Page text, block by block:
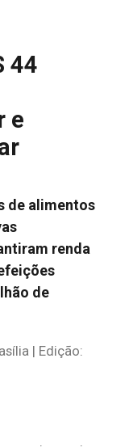
44
e
de alimentos
renda
de
| Edição: